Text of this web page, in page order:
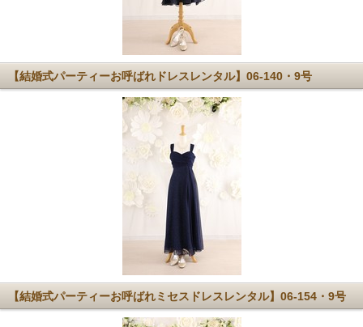
【結婚式パーティーお呼ばれドレスレンタル】06-140・9号
【結婚式パーティーお呼ばれミセスドレスレンタル】06-154・9号